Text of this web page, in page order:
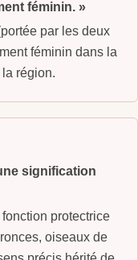
féminin. »
par les deux
féminin dans la
région.
signification
protectrice
oiseaux de